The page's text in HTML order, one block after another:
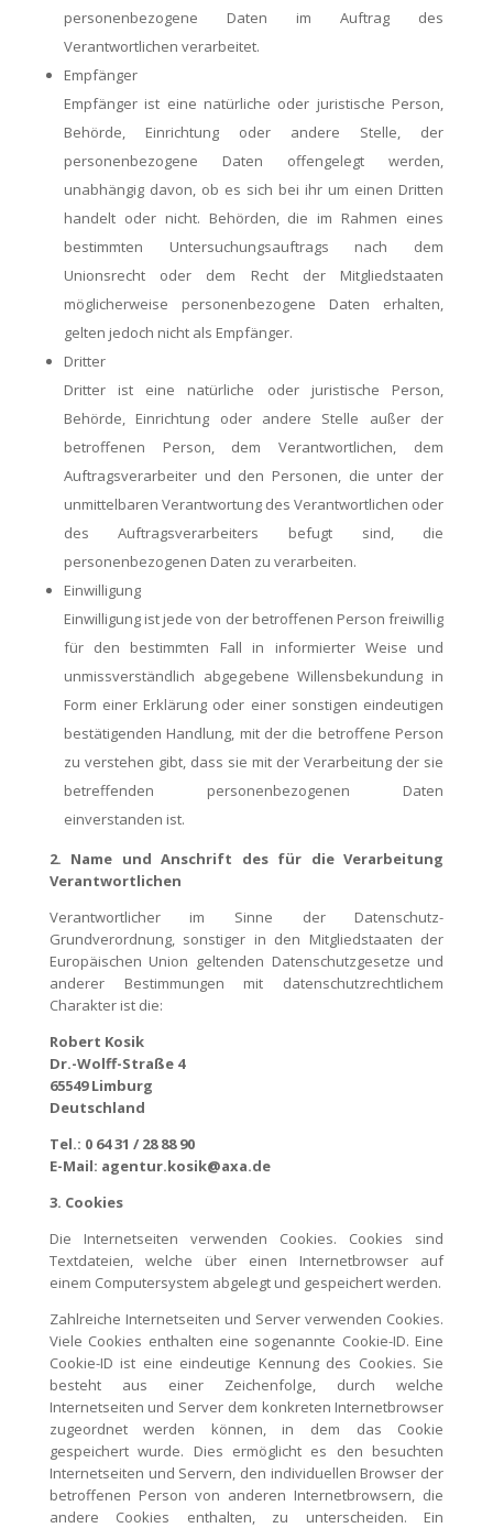
personenbezogene Daten im Auftrag des
Verantwortlichen verarbeitet.
Empfänger
Empfänger ist eine natürliche oder juristische Person,
Behörde, Einrichtung oder andere Stelle, der
personenbezogene Daten offengelegt werden,
unabhängig davon, ob es sich bei ihr um einen Dritten
handelt oder nicht. Behörden, die im Rahmen eines
bestimmten Untersuchungsauftrags nach dem
Unionsrecht oder dem Recht der Mitgliedstaaten
möglicherweise personenbezogene Daten erhalten,
gelten jedoch nicht als Empfänger.
Dritter
Dritter ist eine natürliche oder juristische Person,
Behörde, Einrichtung oder andere Stelle außer der
betroffenen Person, dem Verantwortlichen, dem
Auftragsverarbeiter und den Personen, die unter der
unmittelbaren Verantwortung des Verantwortlichen oder
des Auftragsverarbeiters befugt sind, die
personenbezogenen Daten zu verarbeiten.
Einwilligung
Einwilligung ist jede von der betroffenen Person freiwillig
für den bestimmten Fall in informierter Weise und
unmissverständlich abgegebene Willensbekundung in
Form einer Erklärung oder einer sonstigen eindeutigen
bestätigenden Handlung, mit der die betroffene Person
zu verstehen gibt, dass sie mit der Verarbeitung der sie
betreffenden personenbezogenen Daten
einverstanden ist.
2. Name und Anschrift des für die Verarbeitung
Verantwortlichen
Verantwortlicher im Sinne der Datenschutz-
Grundverordnung, sonstiger in den Mitgliedstaaten der
Europäischen Union geltenden Datenschutzgesetze und
anderer Bestimmungen mit datenschutzrechtlichem
Charakter ist die:
Robert Kosik
Dr.-Wolff-Straße 4
65549 Limburg
Deutschland
Tel.: 0 64 31 / 28 88 90
E-Mail: agentur.kosik@axa.de
3. Cookies
Die Internetseiten verwenden Cookies. Cookies sind
Textdateien, welche über einen Internetbrowser auf
einem Computersystem abgelegt und gespeichert werden.
Zahlreiche Internetseiten und Server verwenden Cookies.
Viele Cookies enthalten eine sogenannte Cookie-ID. Eine
Cookie-ID ist eine eindeutige Kennung des Cookies. Sie
besteht aus einer Zeichenfolge, durch welche
Internetseiten und Server dem konkreten Internetbrowser
zugeordnet werden können, in dem das Cookie
gespeichert wurde. Dies ermöglicht es den besuchten
Internetseiten und Servern, den individuellen Browser der
betroffenen Person von anderen Internetbrowsern, die
andere Cookies enthalten, zu unterscheiden. Ein